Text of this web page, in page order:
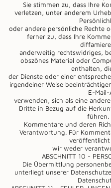
Sie stimmen zu, dass Ihre
verletzen, unter anderem
oder andere persönliche Rechte
ferner zu, dass Ihre
anderweitig rechtswidriges,
obszönes Material oder
enthalten,
der Dienste oder einer
irgendeiner Weise
E-Mail-
verwenden, sich als eine
Dritte in Bezug auf die
führen.
Kommentare und deren
Verantwortung. Für
wir weder
ABSCHNITT 10 -
Die Übermittlung
unterliegt unserer